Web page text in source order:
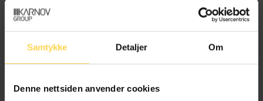
Samtykke Detaljer Om
Denne nettsiden anvender cookies